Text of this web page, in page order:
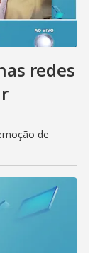
redes
de